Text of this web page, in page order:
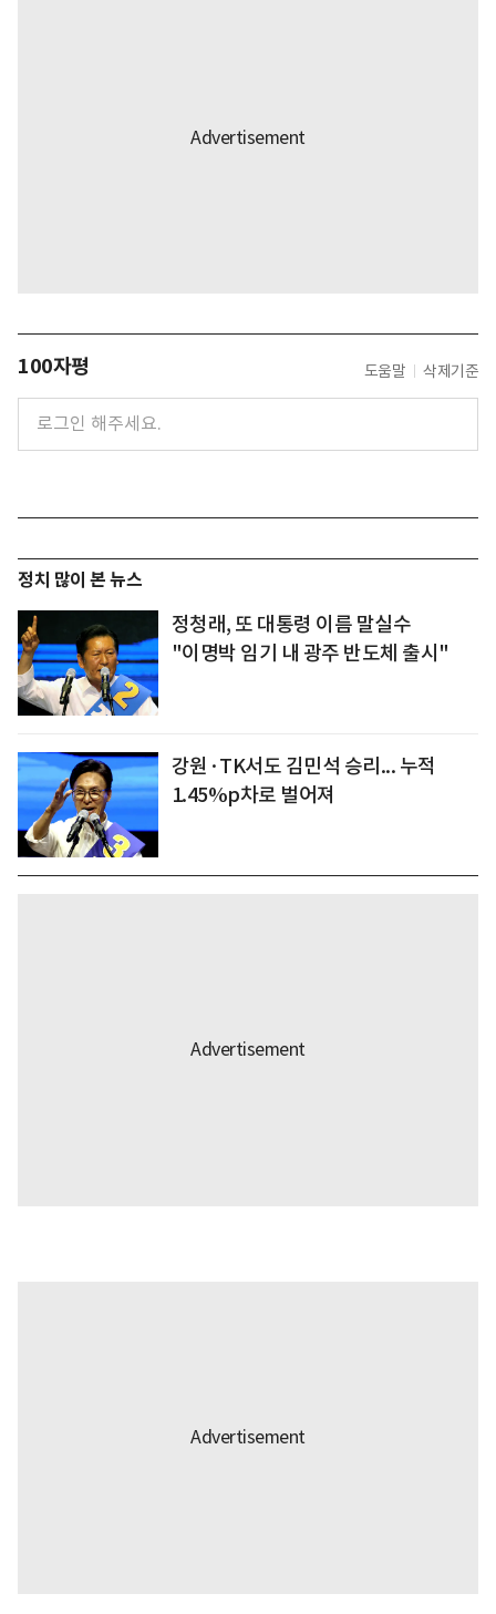
100자평 도움말 삭제기준
정치 많이 본 뉴스
정청래, 또 대통령 이름 말실수
"이명박 임기 내 광주 반도체 출시"
강원·TK서도 김민석 승리... 누적
1.45%p차로 벌어져